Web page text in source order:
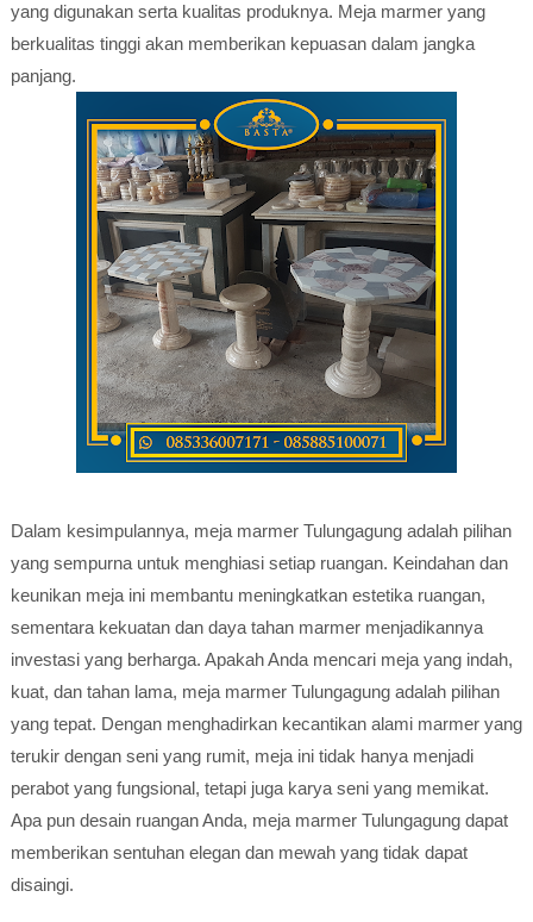
yang digunakan serta kualitas produknya. Meja marmer yang
berkualitas tinggi akan memberikan kepuasan dalam jangka
panjang.
Dalam kesimpulannya, meja marmer Tulungagung adalah pilihan
yang sempurna untuk menghiasi setiap ruangan. Keindahan dan
keunikan meja ini membantu meningkatkan estetika ruangan,
sementara kekuatan dan daya tahan marmer menjadikannya
investasi yang berharga. Apakah Anda mencari meja yang indah,
kuat, dan tahan lama, meja marmer Tulungagung adalah pilihan
yang tepat. Dengan menghadirkan kecantikan alami marmer yang
terukir dengan seni yang rumit, meja ini tidak hanya menjadi
perabot yang fungsional, tetapi juga karya seni yang memikat.
Apa pun desain ruangan Anda, meja marmer Tulungagung dapat
memberikan sentuhan elegan dan mewah yang tidak dapat
disaingi.